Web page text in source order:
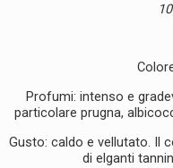
Profumi: intenso e
particolare prugna,
Gusto: caldo e vellutato. Il
di elganti